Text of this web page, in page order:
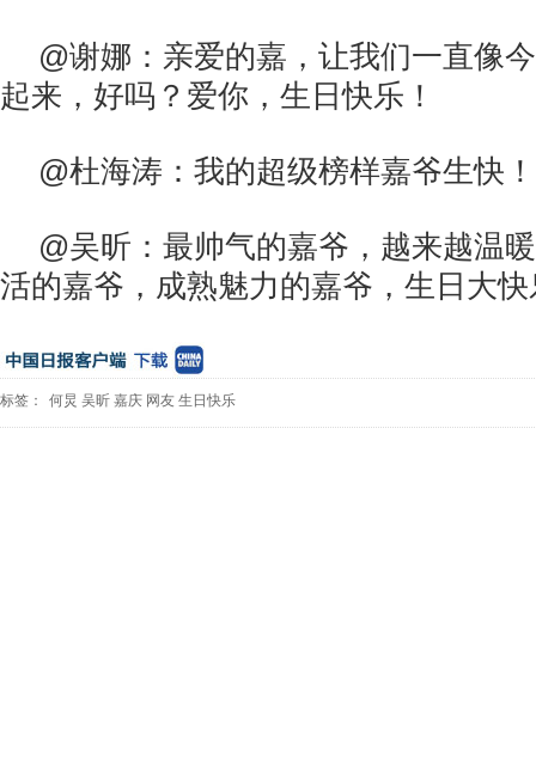
@谢娜：亲爱的嘉，让我们一直像
起来，好吗？爱你，生日快乐！
@杜海涛：我的超级榜样嘉爷生快！
@吴昕：最帅气的嘉爷，越来越温
活的嘉爷，成熟魅力的嘉爷，生日大
标签： 何炅 吴昕 嘉庆 网友 生日快乐